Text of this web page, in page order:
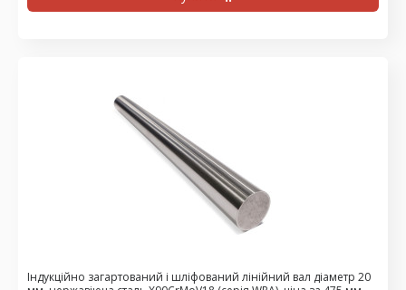
Індукційно загартований і шліфований лінійний вал діаметр 20